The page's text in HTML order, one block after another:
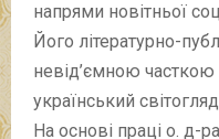
напрями новітньої
Його літературно-
невід’ємною
український
На основі праці о. д-